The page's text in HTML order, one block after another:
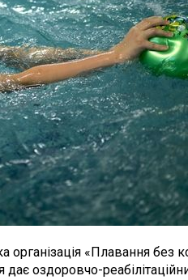
організація «Плавання
оздоровчо-